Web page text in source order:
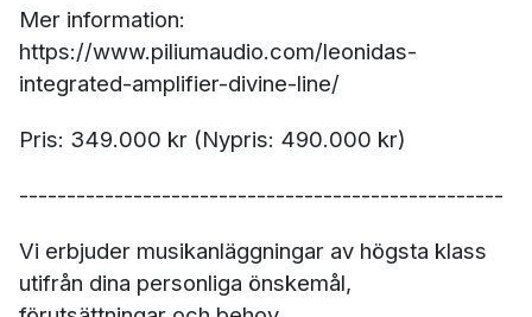
Mer information:
https://www.piliumaudio.com/leonidas-
integrated-amplifier-divine-line/
Pris: 349.000 kr (Nypris: 490.000 kr)
---------------------------------------------------
Vi erbjuder musikanläggningar av högsta klass
utifrån dina personliga önskemål,